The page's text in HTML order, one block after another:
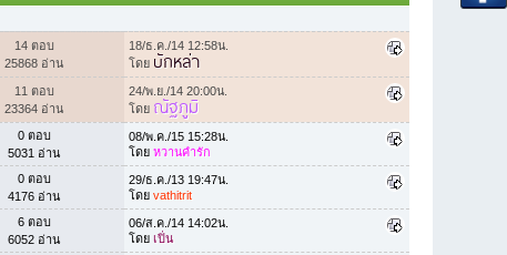
14 ตอบ
25868 อ่าน
18/ธ.ค./14 12:58น.
โดย บักหล่า
11 ตอบ
23364 อ่าน
24/พ.ย./14 20:00น.
โดย ณัฐภูมิ
0 ตอบ
5031 อ่าน
08/พ.ค./15 15:28น.
โดยหวานคำรัก
0 ตอบ
4176 อ่าน
29/ธ.ค./13 19:47น.
โดยvathitrit
6 ตอบ
6052 อ่าน
06/ส.ค./14 14:02น.
โดยเปิ่น